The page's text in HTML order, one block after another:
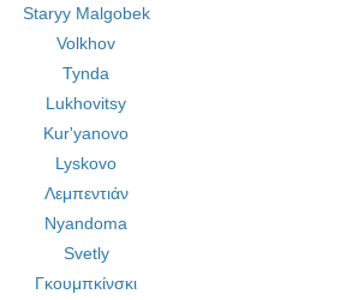
Staryy Malgobek
Volkhov
Tynda
Lukhovitsy
Kur'yanovo
Lyskovo
Λεμπεντιάν
Nyandoma
Svetly
Γκουμπκίνσκι